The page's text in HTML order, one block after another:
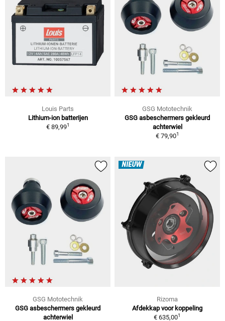
Louis Parts
Lithium-ion batterijen
€ 89,991
GSG Mototechnik
GSG asbeschermers gekleurd
achterwiel
€ 79,901
GSG Mototechnik
GSG asbeschermers gekleurd
achterwiel
NIEUW
Rizoma
Afdekkap voor koppeling
€ 635,001